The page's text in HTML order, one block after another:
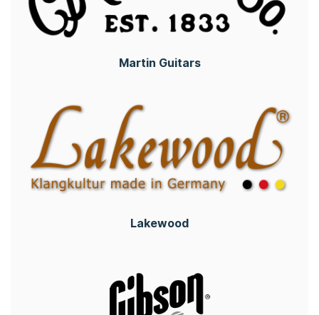
Martin Guitars
Lakewood